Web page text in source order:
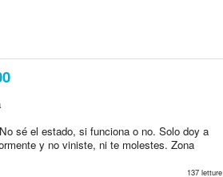
sé el estado, si funciona o no. Solo doy a
y no viniste, ni te molestes. Zona
137 letture